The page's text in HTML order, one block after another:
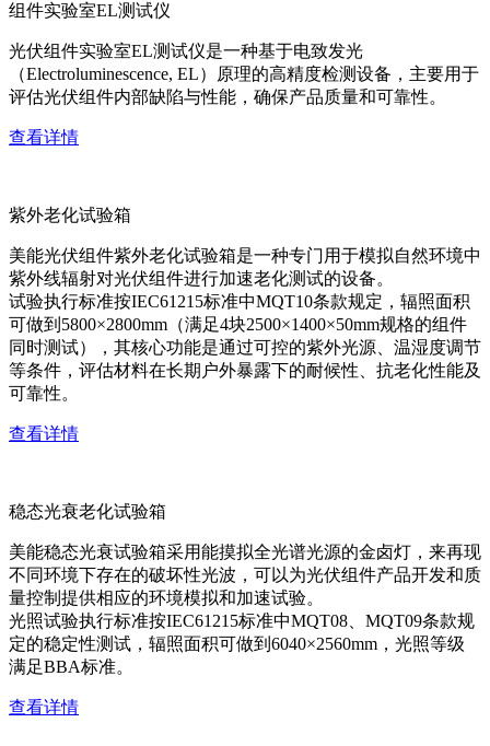
组件实验室EL测试仪
光伏组件实验室EL测试仪是一种基于电致发光
（Electroluminescence, EL）原理的高精度检测设备，主要用于
评估光伏组件内部缺陷与性能，确保产品质量和可靠性。
查看详情
紫外老化试验箱
美能光伏组件紫外老化试验箱是一种专门用于模拟自然环境中
紫外线辐射对光伏组件进行加速老化测试的设备。
试验执行标准按IEC61215标准中MQT10条款规定，辐照面积
可做到5800×2800mm（满足4块2500×1400×50mm规格的组件
同时测试），其核心功能是通过可控的紫外光源、温湿度调节
等条件，评估材料在长期户外暴露下的耐候性、抗老化性能及
可靠性。
查看详情
稳态光衰老化试验箱
美能稳态光衰试验箱采用能摸拟全光谱光源的金卤灯，来再现
不同环境下存在的破坏性光波，可以为光伏组件产品开发和质
量控制提供相应的环境模拟和加速试验。
光照试验执行标准按IEC61215标准中MQT08、MQT09条款规
定的稳定性测试，辐照面积可做到6040×2560mm，光照等级
满足BBA标准。
查看详情